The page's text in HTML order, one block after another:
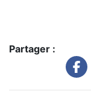
Partager :